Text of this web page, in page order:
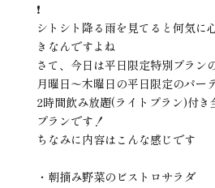
❗️
シトシト降る雨を見てると何気に
きなんですよね
さて、今日は平日限定特別プラン
月曜日〜木曜日の平日限定のパー
2時間飲み放題(ライトプラン)付き
プランです！
ちなみに内容はこんな感じです
・朝摘み野菜のビストロサラダ